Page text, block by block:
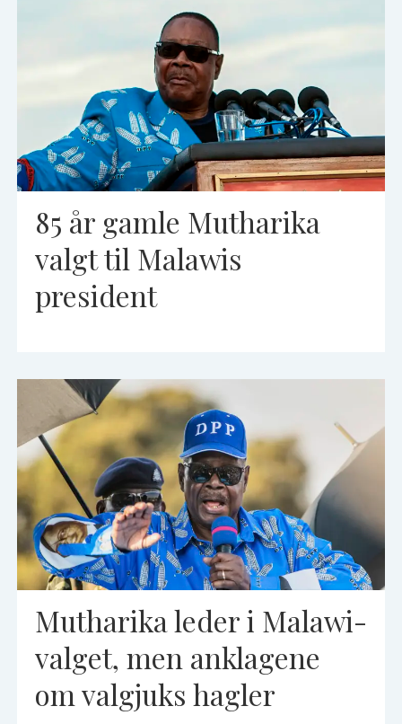
85 år gamle Mutharika
valgt til Malawis
president
Mutharika leder i Malawi-
valget, men anklagene
om valgjuks hagler